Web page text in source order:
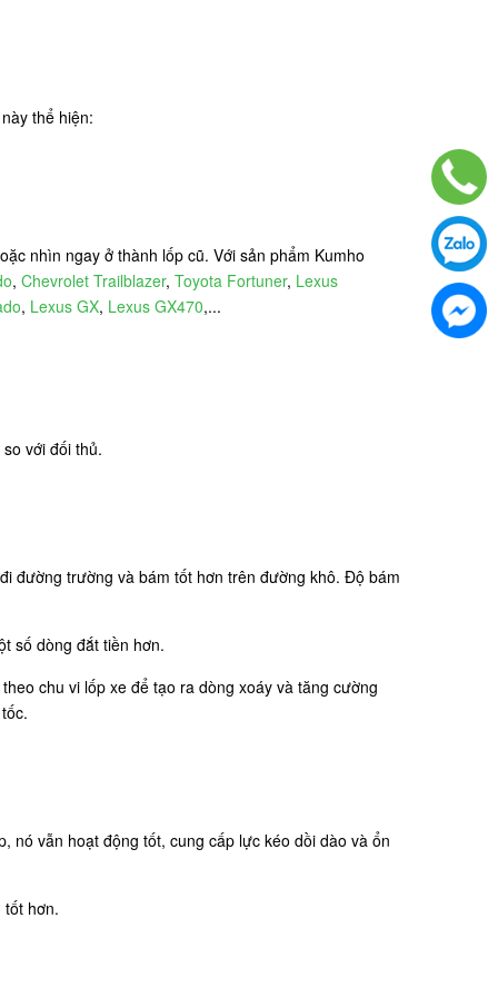
thể hiện:
nhìn ngay ở thành lốp cũ. Với sản phẩm Kumho
, Chevrolet Trailblazer, Toyota Fortuner, Lexus
, Lexus GX, Lexus GX470,...
với đối thủ.
đường trường và bám tốt hơn trên đường khô. Độ bám
số dòng đắt tiền hơn.
chu vi lốp xe để tạo ra dòng xoáy và tăng cường
nó vẫn hoạt động tốt, cung cấp lực kéo dồi dào và ổn
hơn.